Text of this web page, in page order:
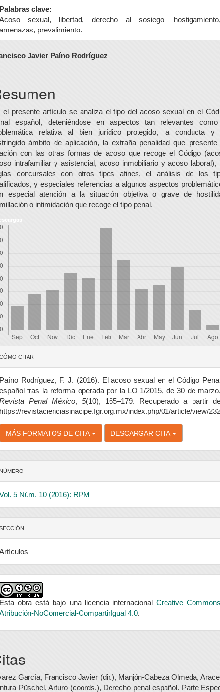
Palabras clave:
Acoso sexual, libertad, derecho al sosiego, hostigamiento,
amenazas, prevalimiento.
Javier Paíno Rodríguez
el presente artículo se analiza el tipo del acoso sexual en el
español, deteniéndose en aspectos tan relevantes
relativa al bien jurídico protegido, la conducta y
ámbito de aplicación, la extraña penalidad que presente
con las otras formas de acoso que recoge el Código
intrafamiliar y asistencial, acoso inmobiliario y acoso laboral),
concursales con otros tipos afines, el análisis de los
y especiales referencias a algunos aspectos
especial atención a la situación objetiva o grave de
o intimidación que recoge el tipo penal.
CÓMO CITAR
Paíno Rodríguez, F. J. (2016). El acoso sexual en el Código Penal
español tras la reforma operada por la LO 1/2015, de 30 de marzo.
Revista Penal México, 5(10), 165–179. Recuperado a partir de
https://revistacienciasinacipe.fgr.org.mx/index.php/01/article/view/232
MÁS FORMATOS DE CITA DESCARGAR CITA
NÚMERO
Vol. 5 Núm. 10 (2016): RPM
SECCIÓN
Artículos
Esta obra está bajo una licencia internacional Creative Commons
Atribución-NoComercial-CompartirIgual 4.0.
García, Francisco Javier (dir.), Manjón-Cabeza Olmeda,
Püschel, Arturo (coords.), Derecho penal español. Parte